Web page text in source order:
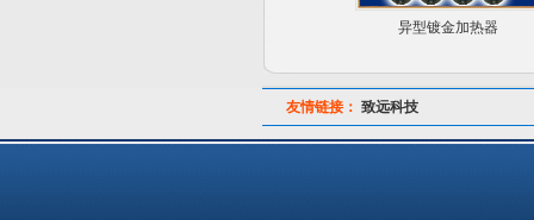
异型镀金加热器
友情链接： 致远科技